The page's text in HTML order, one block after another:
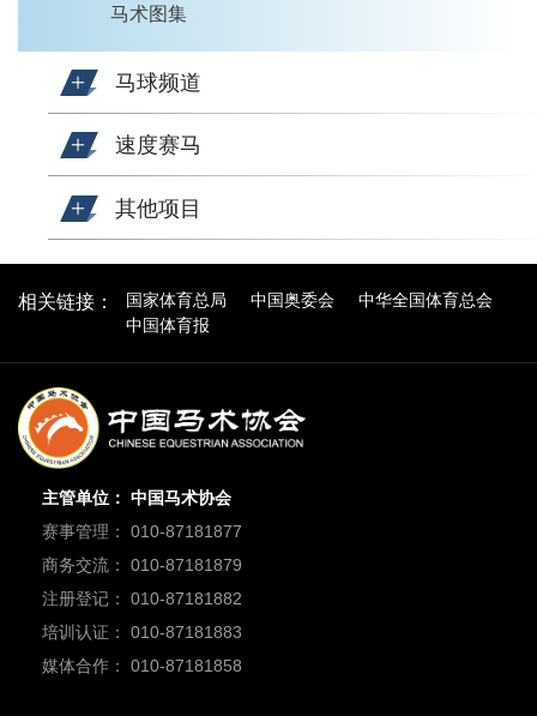
马术图集
马球频道
速度赛马
其他项目
相关链接： 国家体育总局 中国奥委会
中华全国体育总会
中国体育报
主管单位： 中国马术协会
赛事管理： 010-87181877
商务交流： 010-87181879
注册登记： 010-87181882
培训认证： 010-87181883
媒体合作： 010-87181858